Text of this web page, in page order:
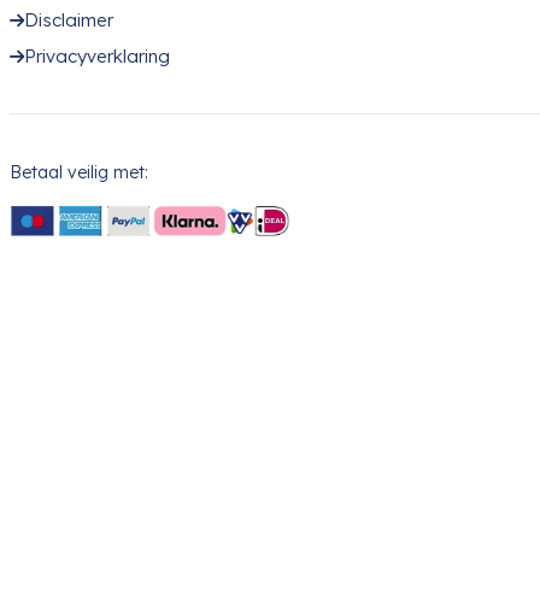
Disclaimer
Privacyverklaring
Betaal veilig met: